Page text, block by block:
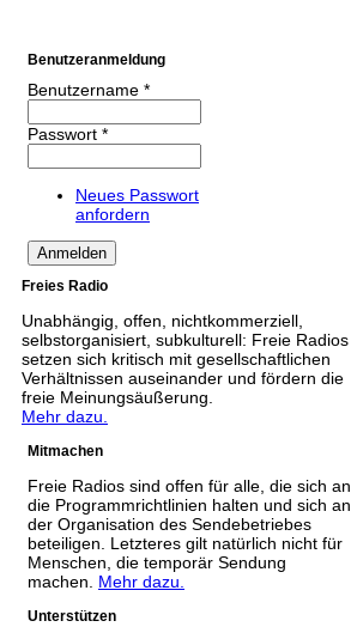
Benutzeranmeldung
Benutzername *
Passwort *
Neues Passwort
anfordern
Freies Radio
Unabhängig, offen, nichtkommerziell,
selbstorganisiert, subkulturell: Freie Radios
setzen sich kritisch mit gesellschaftlichen
Verhältnissen auseinander und fördern die
freie Meinungsäußerung.
Mehr dazu.
Mitmachen
Freie Radios sind offen für alle, die sich an
die Programmrichtlinien halten und sich an
der Organisation des Sendebetriebes
beteiligen. Letzteres gilt natürlich nicht für
Menschen, die temporär Sendung
machen. Mehr dazu.
Unterstützen